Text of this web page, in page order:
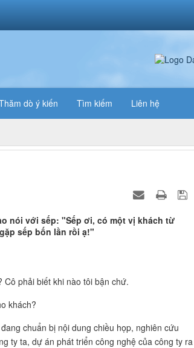
dò ý kiến Tìm kiếm Liên hệ
nói với sếp: "Sếp ơi, có một vị khách từ
sếp bốn lần rồi ạ!"
phải biết khi nào tôi bận chứ.
khách?
chuẩn bị nội dung chiều họp, nghiên cứu
ty ta, dự án phát triển công nghệ của công ty ra